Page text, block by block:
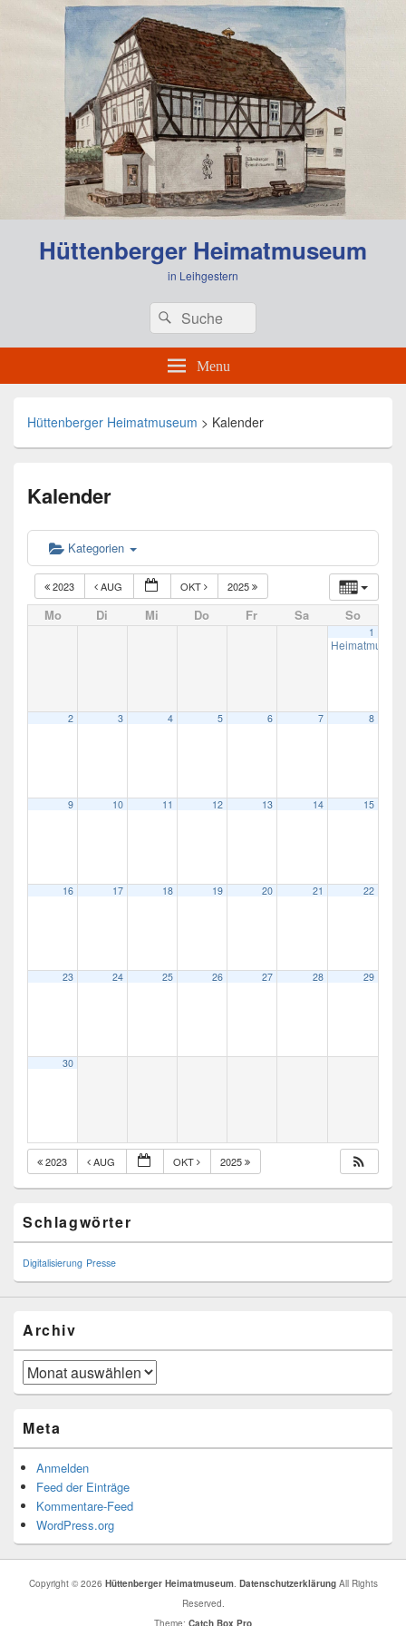
Hüttenberger Heimatmuseum
in Leihgestern
Search
for:
Search
Menu
Hüttenberger Heimatmuseum > Kalender
Kalender
Kategorien
2023 AUG OKT 2025
Mo Di Mi Do Fr Sa So
1
2 3 4 5 6 7 8
9 10 11 12 13 14 15
16 17 18 19 20 21 22
23 24 25 26 27 28 29
30
2023 AUG OKT 2025
Sidebar
Widget
Area
Schlagwörter
Digitalisierung Presse
Archiv
Archiv
Meta
Anmelden
Feed der Einträge
Kommentare-Feed
WordPress.org
Copyright © 2026 Hüttenberger Heimatmuseum. DatenschutzerklärungAll Rights
Reserved.
Theme: Catch Box Pro